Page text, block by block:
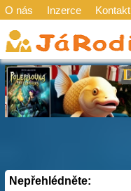
O nás Inzerce Kontakt
Nepřehlédněte: